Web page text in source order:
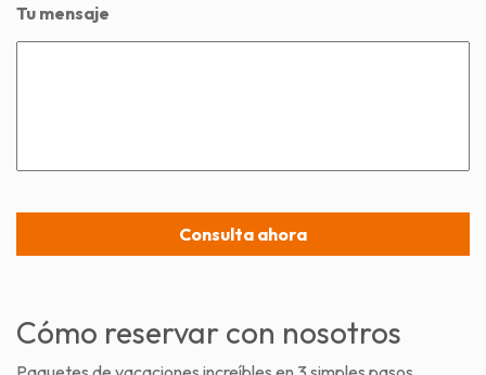
slash
DD
Tu mensaje
Cómo reservar con nosotros